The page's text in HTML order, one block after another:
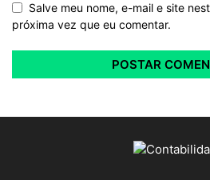
Salve meu nome, e-mail e site
próxima vez que eu comentar.